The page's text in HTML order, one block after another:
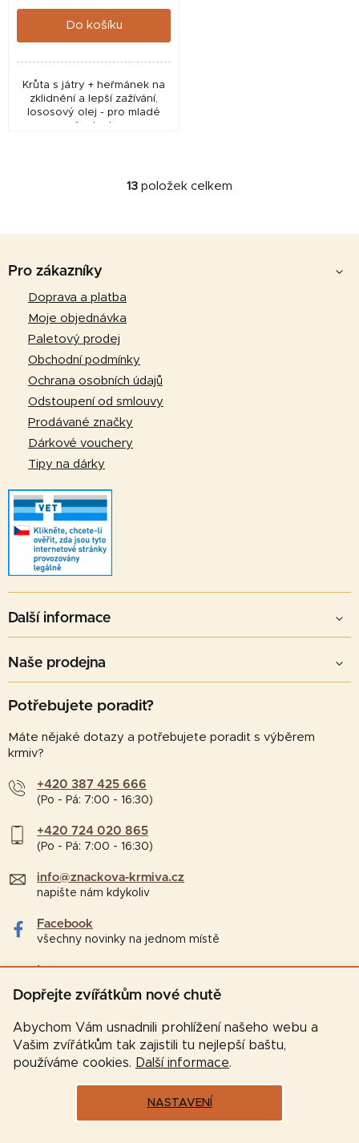
Dopřejte zvířátkům nové chutě
Abychom Vám usnadnili prohlížení našeho webu a
Vašim zvířátkům tak zajistili tu nejlepší baštu,
používáme cookies. Další informace.
NASTAVENÍ
cena:
Do košíku
Krůta s játry + heřmánek na
zklidnění a lepší zažívání,
lososový olej - pro mladé
psy všech plemen
O
13 položek celkem
Pro zákazníky
Doprava a platba
Moje objednávka
Paletový prodej
Obchodní podmínky
Ochrana osobních údajů
Odstoupení od smlouvy
Prodávané značky
Dárkové vouchery
Tipy na dárky
Další informace
Naše prodejna
Potřebujete poradit?
Máte nějaké dotazy a potřebujete poradit s výběrem
krmiv?
+420 387 425 666
(Po - Pá: 7:00 - 16:30)
+420 724 020 865
(Po - Pá: 7:00 - 16:30)
info@znackova-krmiva.cz
napište nám kdykoliv
Facebook
všechny novinky na jednom místě
Instagram
tipy a zajímavosti pro chovatele